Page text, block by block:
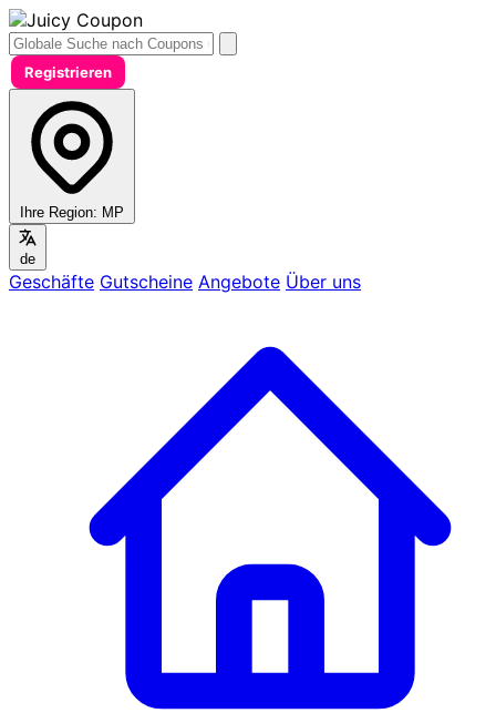
Registrieren
Ihre Region: MP
de
Geschäfte Gutscheine Angebote Über uns